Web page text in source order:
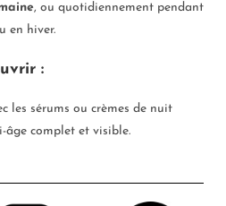
, ou quotidiennement pendant
en hiver.
:
les sérums ou crèmes de nuit
âge complet et visible.